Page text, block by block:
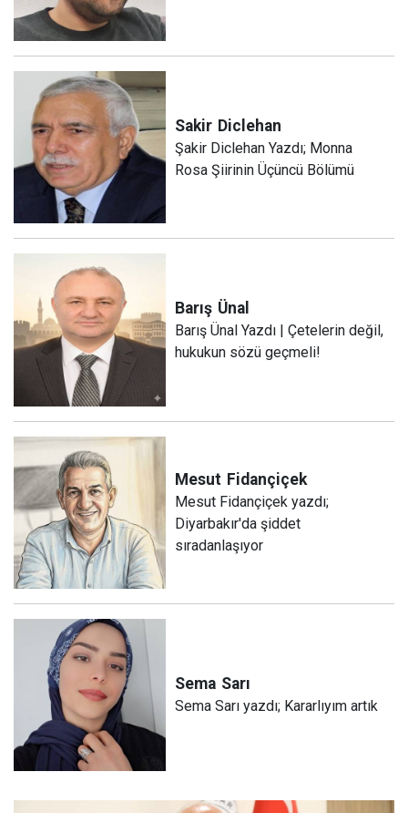
Sakir Diclehan
Şakir Diclehan Yazdı; Monna
Rosa Şiirinin Üçüncü Bölümü
Barış Ünal
Barış Ünal Yazdı | Çetelerin değil,
hukukun sözü geçmeli!
Mesut Fidançiçek
Mesut Fidançiçek yazdı;
Diyarbakır'da şiddet
sıradanlaşıyor
Sema Sarı
Sema Sarı yazdı; Kararlıyım artık